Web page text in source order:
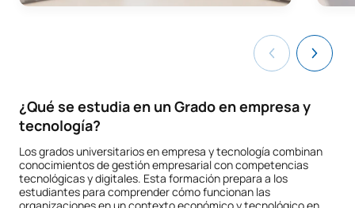
¿Qué se estudia en un Grado en empresa y
tecnología?
Los grados universitarios en empresa y tecnología combinan
conocimientos de gestión empresarial con competencias
tecnológicas y digitales. Esta formación prepara a los
estudiantes para comprender cómo funcionan las